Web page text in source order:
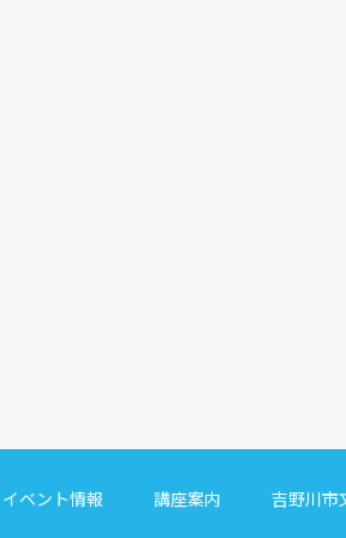
イベント情報 講座案内 吉野川市